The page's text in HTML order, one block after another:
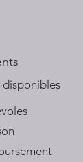
disponibles